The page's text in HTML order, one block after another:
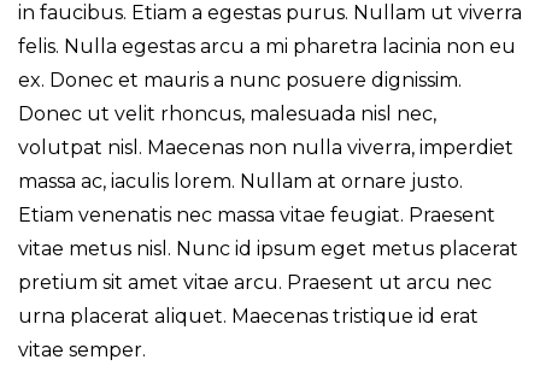
in faucibus. Etiam a egestas purus. Nullam ut viverra
felis. Nulla egestas arcu a mi pharetra lacinia non eu
ex. Donec et mauris a nunc posuere dignissim.
Donec ut velit rhoncus, malesuada nisl nec,
volutpat nisl. Maecenas non nulla viverra, imperdiet
massa ac, iaculis lorem. Nullam at ornare justo.
Etiam venenatis nec massa vitae feugiat. Praesent
vitae metus nisl. Nunc id ipsum eget metus placerat
pretium sit amet vitae arcu. Praesent ut arcu nec
urna placerat aliquet. Maecenas tristique id erat
vitae semper.